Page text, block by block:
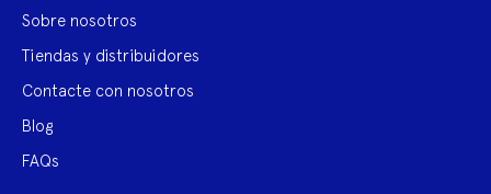
Sobre nosotros
Tiendas y distribuidores
Contacte con nosotros
Blog
FAQs